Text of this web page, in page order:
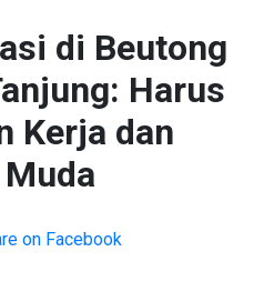
di Beutong
Harus
Kerja dan